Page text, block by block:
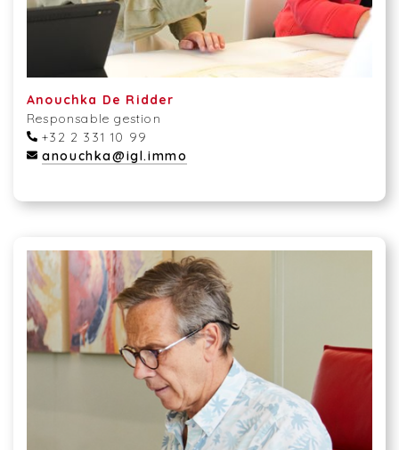
Anouchka De Ridder
Responsable gestion
+32 2 331 10 99
anouchka@igl.immo